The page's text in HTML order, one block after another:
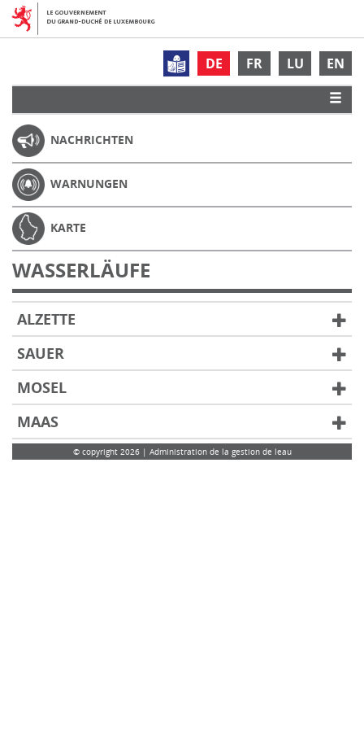
DE FR LU EN
NACHRICHTEN
WARNUNGEN
KARTE
WASSERLÄUFE
ALZETTE
SAUER
MOSEL
MAAS
© copyright 2026 | Administration de la gestion de leau